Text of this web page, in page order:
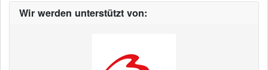
Wir werden unterstützt von: